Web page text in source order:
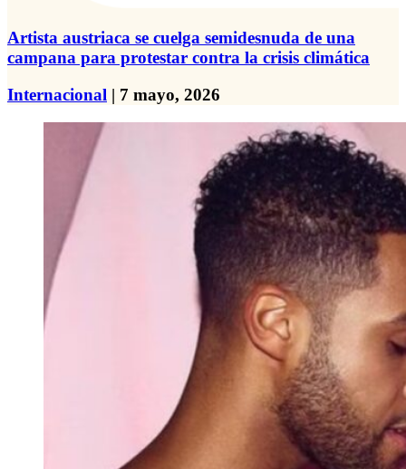
Artista austriaca se cuelga semidesnuda de una
campana para protestar contra la crisis climática
Internacional | 7 mayo, 2026